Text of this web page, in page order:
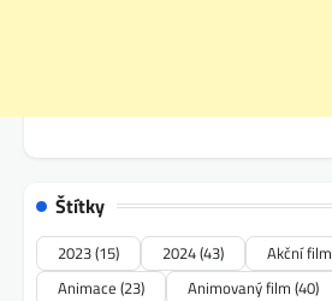
Štítky
2023(15) 2024(43) Akční film
Animace (23) Animovaný film (40)